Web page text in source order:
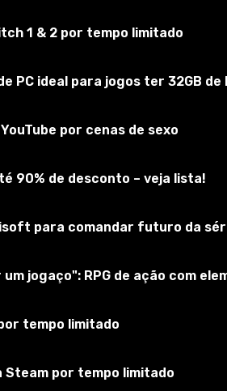
(30 Dias)Populares (Todos Os Tempos)
Lada Niva Urban Mod Rework
1 & 2 por tempo limitado
ideal para jogos ter 32GB de
por cenas de sexo
90% de desconto – veja lista!
para comandar futuro da
jogaço": RPG de ação com
tempo limitado
por tempo limitado